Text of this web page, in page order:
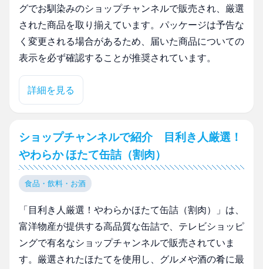
グでお馴染みのショップチャンネルで販売され、厳選
された商品を取り揃えています。パッケージは予告な
く変更される場合があるため、届いた商品についての
表示を必ず確認することが推奨されています。
詳細を見る
ショップチャンネルで紹介 目利き人厳選！
やわらか ほたて缶詰（割肉）
食品・飲料・お酒
「目利き人厳選！やわらかほたて缶詰（割肉）」は、
富洋物産が提供する高品質な缶詰で、テレビショッピ
ングで有名なショップチャンネルで販売されていま
す。厳選されたほたてを使用し、グルメや酒の肴に最